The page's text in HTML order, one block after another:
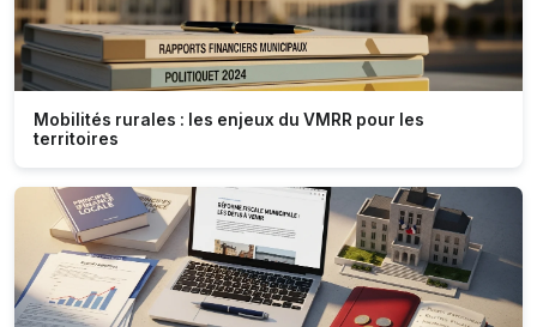
Mobilités rurales : les enjeux du VMRR pour les
territoires